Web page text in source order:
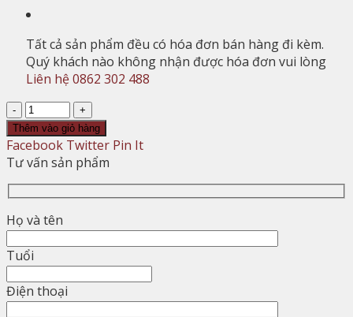
Tất cả sản phẩm đều có hóa đơn bán hàng đi kèm.
Quý khách nào không nhận được hóa đơn vui lòng
Liên hệ 0862 302 488
Số
lượng
Thêm vào giỏ hàng
Facebook Twitter Pin It
Tư vấn sản phẩm
Họ và tên
Tuổi
Điện thoại